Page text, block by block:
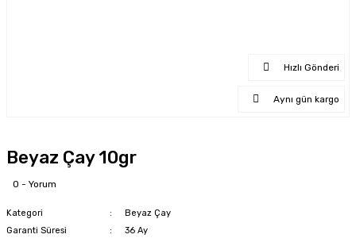
Hızlı Gönderi
Aynı gün kargo
Beyaz Çay 10gr
0 - Yorum
Kategori
Beyaz Çay
Garanti Süresi
36 Ay